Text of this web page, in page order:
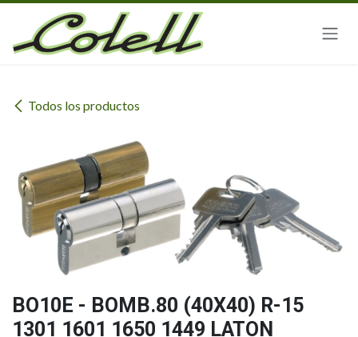
Ir al contenido
Todos los productos
BO10E - BOMB.80 (40X40) R-15
1301 1601 1650 1449 LATON